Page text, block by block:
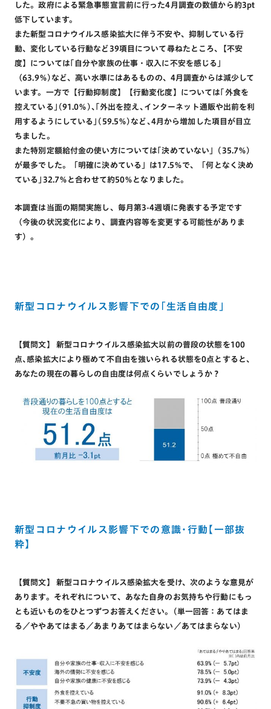
した。政府による緊急事態宣言前に行った4月調査の数値から約3pt
低下しています。
また新型コロナウイルス感染拡大に伴う不安や、抑制している行
動、変化している行動など39項目について尋ねたところ､【不安
度】については｢自分や家族の仕事・収入に不安を感じる｣
（63.9％)など、高い水準にはあるものの、4月調査からは減少して
います。一方で【行動抑制度】【行動変化度】については｢外食を
控えている｣(91.0％)､｢外出を控え､インターネット通販や出前を利
用するようにしている｣(59.5％)など､4月から増加した項目が目立
ちました。
また特別定額給付金の使い方については｢決めていない」(35.7％)
が最多でした。「明確に決めている」は17.5％で、「何となく決め
ている｣32.7％と合わせて約50％となりました。
本調査は当面の期間実施し、毎月第3-4週頃に発表する予定です
（今後の状況変化により、調査内容等を変更する可能性がありま
す）。
新型コロナウイルス影響下での｢生活自由度｣
【質問文】 新型コロナウイルス感染拡大以前の普段の状態を100
点､感染拡大により極めて不自由を強いられる状態を0点とすると､
あなたの現在の暮らしの自由度は何点くらいでしょうか？
新型コロナウイルス影響下での意識・行動【一部抜
粋】
【質問文】 新型コロナウイルス感染拡大を受け、次のような意見が
あります。それぞれについて、あなた自身のお気持ちや行動にもっ
とも近いものをひとつずつお答えください。(単一回答：あてはま
る／ややあてはまる／あまりあてはまらない／あてはまらない)